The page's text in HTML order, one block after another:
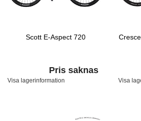
Scott E-Aspect 720
Pris saknas
Visa lagerinformation Visa